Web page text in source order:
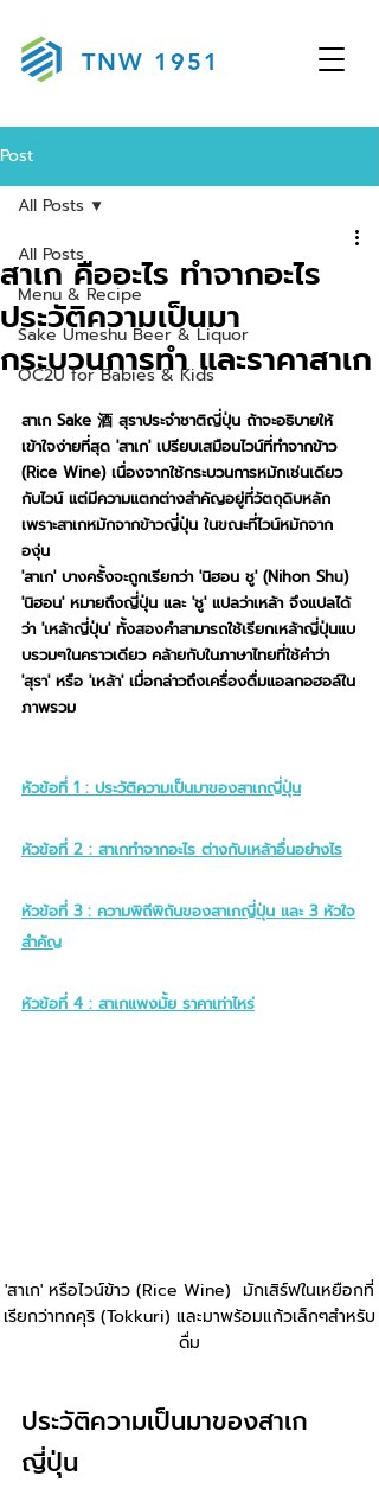
TNW 1951
Post
All Posts
Menu & Recipe
Sake Umeshu Beer & Liquor
OC2U for Babies & Kids
All Posts
สาเก คืออะไร ทำจากอะไร
ประวัติความเป็นมา
กระบวนการทำ และราคาสาเก
สาเก Sake 酒 สุราประจำชาติญี่ปุ่น ถ้าจะอธิบายให้
เข้าใจง่ายที่สุด 'สาเก' เปรียบเสมือนไวน์ที่ทำจากข้าว
(Rice Wine) เนื่องจากใช้กระบวนการหมักเช่นเดียว
กับไวน์ แต่มีความแตกต่างสำคัญอยู่ที่วัตถุดิบหลัก
เพราะสาเกหมักจากข้าวญี่ปุ่น ในขณะที่ไวน์หมักจาก
องุ่น
'สาเก' บางครั้งจะถูกเรียกว่า 'นิฮอน ชู' (Nihon Shu)
'นิฮอน' หมายถึงญี่ปุ่น และ 'ชู' แปลว่าเหล้า จึงแปลได้
ว่า 'เหล้าญี่ปุ่น' ทั้งสองคำสามารถใช้เรียกเหล้าญี่ปุ่นแบ
บรวมๆในคราวเดียว คล้ายกับในภาษาไทยที่ใช้คำว่า
'สุรา' หรือ 'เหล้า' เมื่อกล่าวถึงเครื่องดื่มแอลกอฮอล์ใน
ภาพรวม
หัวข้อที่ 1 : ประวัติความเป็นมาของสาเกญี่ปุ่น
หัวข้อที่ 2 : สาเกทำจากอะไร ต่างกับเหล้าอื่นอย่างไร
หัวข้อที่ 3 : ความพิถีพิถันของสาเกญี่ปุ่น และ 3 หัวใจ
สำคัญ
หัวข้อที่ 4 : สาเกแพงมั้ย ราคาเท่าไหร่
'สาเก' หรือไวน์ข้าว (Rice Wine)  มักเสิร์ฟในเหยือกที่
เรียกว่าทกคุริ (Tokkuri) และมาพร้อมแก้วเล็กๆสำหรับ
ดื่ม
ประวัติความเป็นมาของสาเก
ญี่ปุ่น